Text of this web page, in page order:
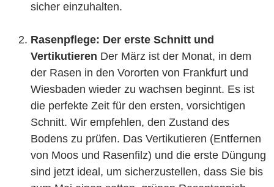
sicher einzuhalten.
Rasenpflege: Der erste Schnitt und
Vertikutieren Der März ist der Monat, in dem
der Rasen in den Vororten von Frankfurt und
Wiesbaden wieder zu wachsen beginnt. Es ist
die perfekte Zeit für den ersten, vorsichtigen
Schnitt. Wir empfehlen, den Zustand des
Bodens zu prüfen. Das Vertikutieren (Entfernen
von Moos und Rasenfilz) und die erste Düngung
sind jetzt ideal, um sicherzustellen, dass Sie bis